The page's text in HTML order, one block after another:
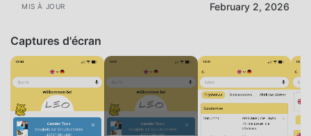
MIS À JOUR February 2, 2026
Captures d'écran